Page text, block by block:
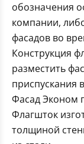
обозначения
компании,
фасадов во
Конструкция
разместить
приспускания
Фасад Эконом
Флагшток
толщиной